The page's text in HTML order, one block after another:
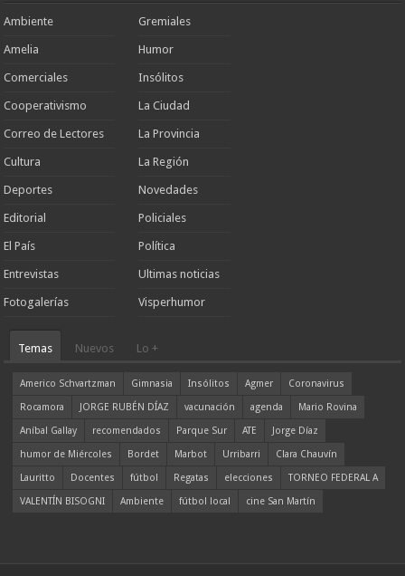
Ambiente
Amelia
Comerciales
Cooperativismo
Correo de Lectores
Cultura
Deportes
Editorial
El País
Entrevistas
Fotogalerías
Gremiales
Humor
Insólitos
La Ciudad
La Provincia
La Región
Novedades
Policiales
Política
Ultimas noticias
Visperhumor
Temas Nuevos Lo +
Americo Schvartzman Gimnasia Insólitos Agmer
Coronavirus
Rocamora
JORGE RUBÉN DÍAZ vacunación agenda
Mario Rovina
Aníbal Gallay
recomendados Parque Sur ATE
Jorge Díaz
humor de Miércoles
Bordet Marbot Urribarri
Clara Chauvín
Lauritto
Docentes fútbol Regatas elecciones
TORNEO FEDERAL A
VALENTÍN BISOGNI
Ambiente fútbol local cine San Martín